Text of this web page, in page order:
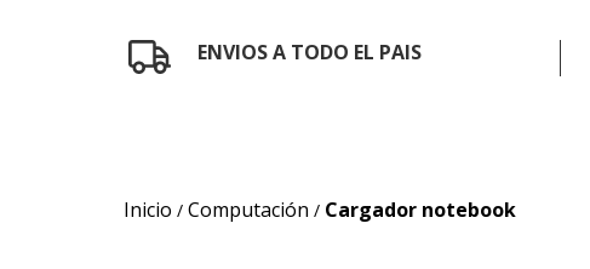
ENVIOS A TODO EL PAIS
Inicio / Computación / Cargador notebook